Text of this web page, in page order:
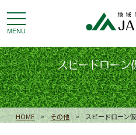
toggle
navigation
MENU
HOME > その他 > スピードローン
スピードローン